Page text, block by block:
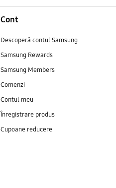
Cont
Descoperă contul Samsung
Samsung Rewards
Samsung Members
Comenzi
Contul meu
Înregistrare produs
Cupoane reducere